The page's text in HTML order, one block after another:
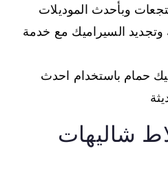
وبأحدث الموديلات
السيراميك مع خدمة
حمام باستخدام احدث
شاليهات